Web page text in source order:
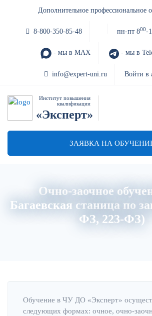
Дополнительное профессиональное
8-800-350-85-48 пн-пт 800-
- мы в MAX - мы в
info@expert-uni.ru Войти в
Институт повышения
квалификации
«Эксперт»
ЗАЯВКА НА
Очно-заочное
Багаевская станица по
ФЗ, 223-ФЗ)
Обучение в ЧУ ДО «Эксперт»
следующих формах: очное, очно-